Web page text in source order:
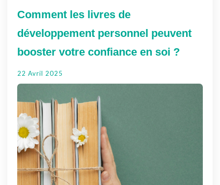
Comment les livres de
développement personnel peuvent
booster votre confiance en soi ?
22 Avril 2025